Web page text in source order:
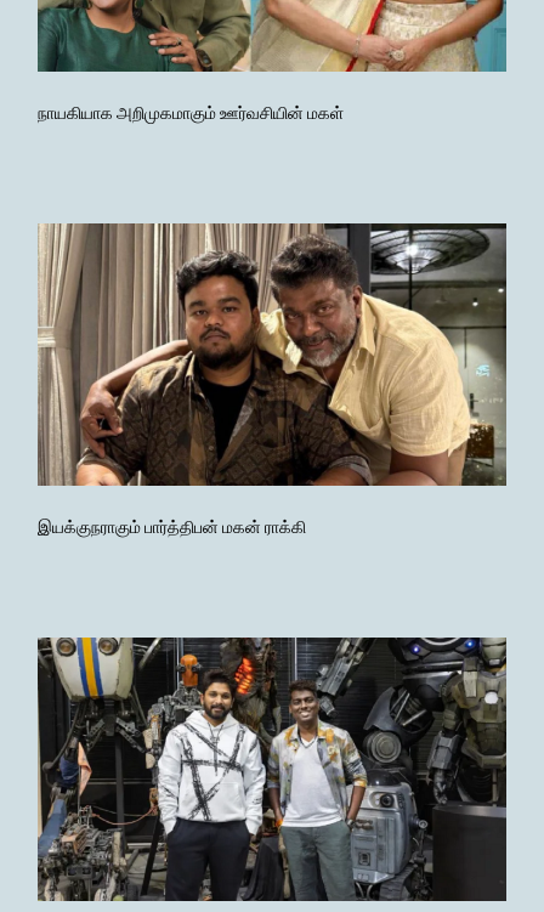
நாயகியாக அறிமுகமாகும் ஊர்வசியின் மகள்
இயக்குநராகும் பார்த்திபன் மகன் ராக்கி